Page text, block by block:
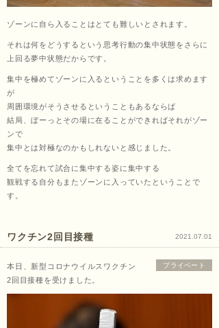
くし
ょう
あ
田中
ゾーンに自ら入ることはとても難しいとされます。
それは何をどうするという思考行動の集中状態をさらに
上回る夢中状態だからです。
集中を極めてゾーンに入るということを多くは求めます
が
周囲環境がそうさせるということもあるならば
結局、ぼーっとその場に在ることができればそれがゾー
ンで
集中とは対極なのかもしれないと感じました。
全てを忘れて試合に集中する姿に集中する
観戦する自分もまたゾーンに入っていたということで
す。
2021.07.01
ワクチン2回目接種
プライベート
本日、新型コロナウイルスワクチン
2回目接種を受けました。